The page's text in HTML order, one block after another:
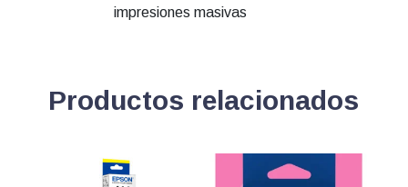
impresiones masivas
Productos relacionados